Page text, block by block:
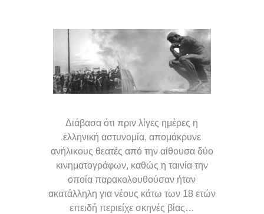
Διάβασα ότι πριν λίγες ημέρες η
ελληνική αστυνομία, απομάκρυνε
ανήλικους θεατές από την αίθουσα δύο
κινηματογράφων, καθώς η ταινία την
οποία παρακολουθούσαν ήταν
ακατάλληλη για νέους κάτω των 18 ετών
επειδή περιείχε σκηνές βίας…